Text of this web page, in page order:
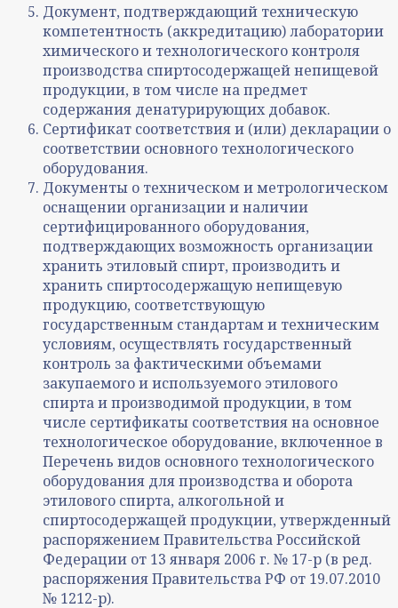
Документ, подтверждающий техническую
компетентность (аккредитацию) лаборатории
химического и технологического контроля
производства спиртосодержащей непищевой
продукции, в том числе на предмет
содержания денатурирующих добавок.
Сертификат соответствия и (или) декларации о
соответствии основного технологического
оборудования.
Документы о техническом и метрологическом
оснащении организации и наличии
сертифицированного оборудования,
подтверждающих возможность организации
хранить этиловый спирт, производить и
хранить спиртосодержащую непищевую
продукцию, соответствующую
государственным стандартам и техническим
условиям, осуществлять государственный
контроль за фактическими объемами
закупаемого и используемого этилового
спирта и производимой продукции, в том
числе сертификаты соответствия на основное
технологическое оборудование, включенное в
Перечень видов основного технологического
оборудования для производства и оборота
этилового спирта, алкогольной и
спиртосодержащей продукции, утвержденный
распоряжением Правительства Российской
Федерации от 13 января 2006 г. № 17-р (в ред.
распоряжения Правительства РФ от 19.07.2010
№ 1212-р).